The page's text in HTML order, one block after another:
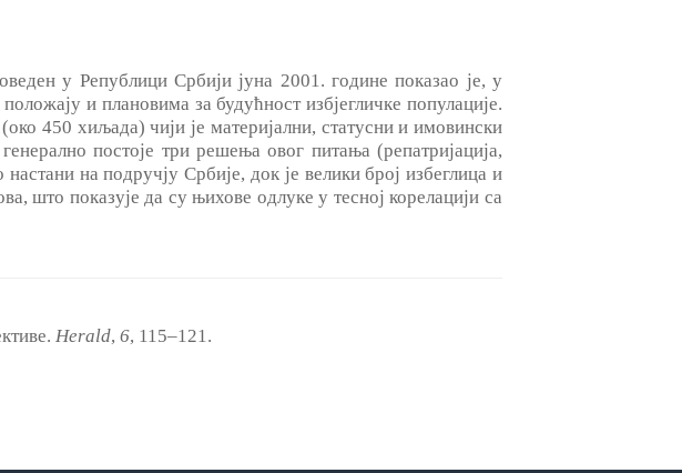
у Републици Србији јуна 2001. године показао је, у
и плановима за будућност избјегличке популације.
450 хиљада) чији је материјални, статусни и имовински
постоје три решења овог питања (репатријација,
на подручју Србије, док је велики број избеглица и
што показује да су њихове одлуке у тесној корелацији са
Herald, 6, 115‒121.